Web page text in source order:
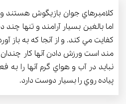
كلامبرهاي جوان بازيگوش
اما بالغين بسيار آرامند و تنها
كفايت مي كند. و از آنجا كه به باز
مند است ورزش دادن آنها كار
نبايد در آب و هواي گرم آنها را به
پياده روي را بسيار دوست دارد.